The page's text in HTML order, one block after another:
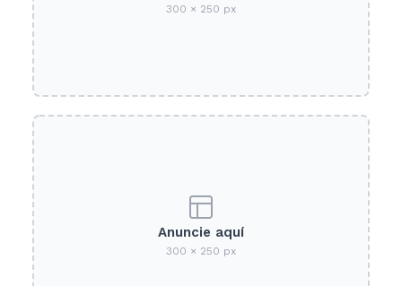
300 × 250 px
Anuncie aquí
300 × 250 px